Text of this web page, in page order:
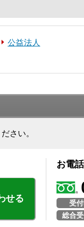
公益法人
さい。
せる
お電
受
総合